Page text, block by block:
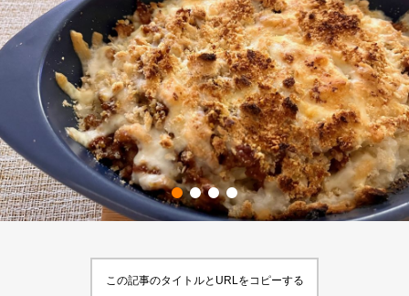
この記事のタイトルとURLをコピーする